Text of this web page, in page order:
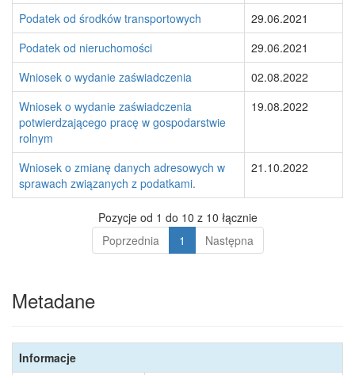
Podatek od środków transportowych
29.06.2021
Podatek od nieruchomości
29.06.2021
Wniosek o wydanie zaświadczenia
02.08.2022
Wniosek o wydanie zaświadczenia
potwierdzającego pracę w gospodarstwie
rolnym
19.08.2022
Wniosek o zmianę danych adresowych w
sprawach związanych z podatkami.
21.10.2022
Pozycje od 1 do 10 z 10 łącznie
Poprzednia
1 Następna
Metadane
Informacje